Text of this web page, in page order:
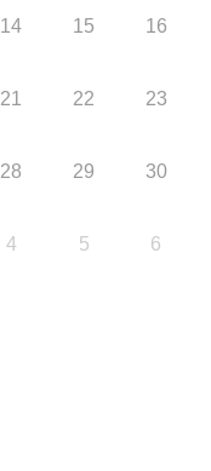
14 15 16
21 22 23
28 29 30
4 5 6